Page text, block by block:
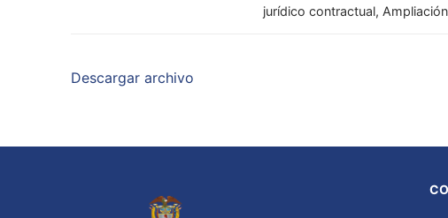
jurídico contractual,
Descargar archivo